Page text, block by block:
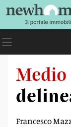
Francesco